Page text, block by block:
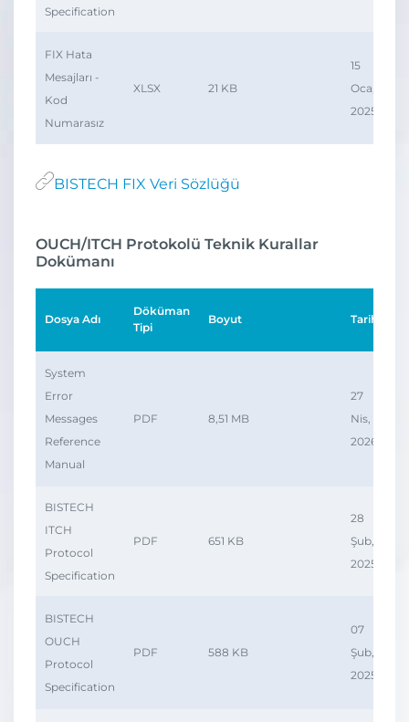
Specification
FIX Hata
Mesajları -
Kod
Numarasız
XLSX 21 KB
15
Oca,
2025
BISTECH FIX Veri Sözlüğü
OUCH/ITCH Protokolü Teknik Kurallar
Dokümanı
Dosya Adı
Döküman
Tipi
Boyut Tarih
System
Error
Messages
Reference
Manual
PDF 8,51 MB
27
Nis,
2026
BISTECH
ITCH
Protocol
Specification
PDF 651 KB
28
Şub,
2025
BISTECH
OUCH
Protocol
Specification
PDF 588 KB
07
Şub,
2025